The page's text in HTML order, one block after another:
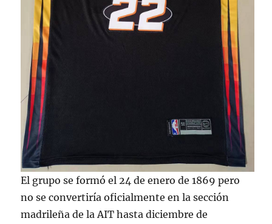
El grupo se formó el 24 de enero de 1869 pero
no se convertiría oficialmente en la sección
madrileña de la AIT hasta diciembre de